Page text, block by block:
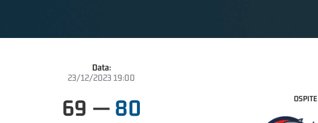
Data:
23/12/2023 19:00
69 — 80 OSPITE